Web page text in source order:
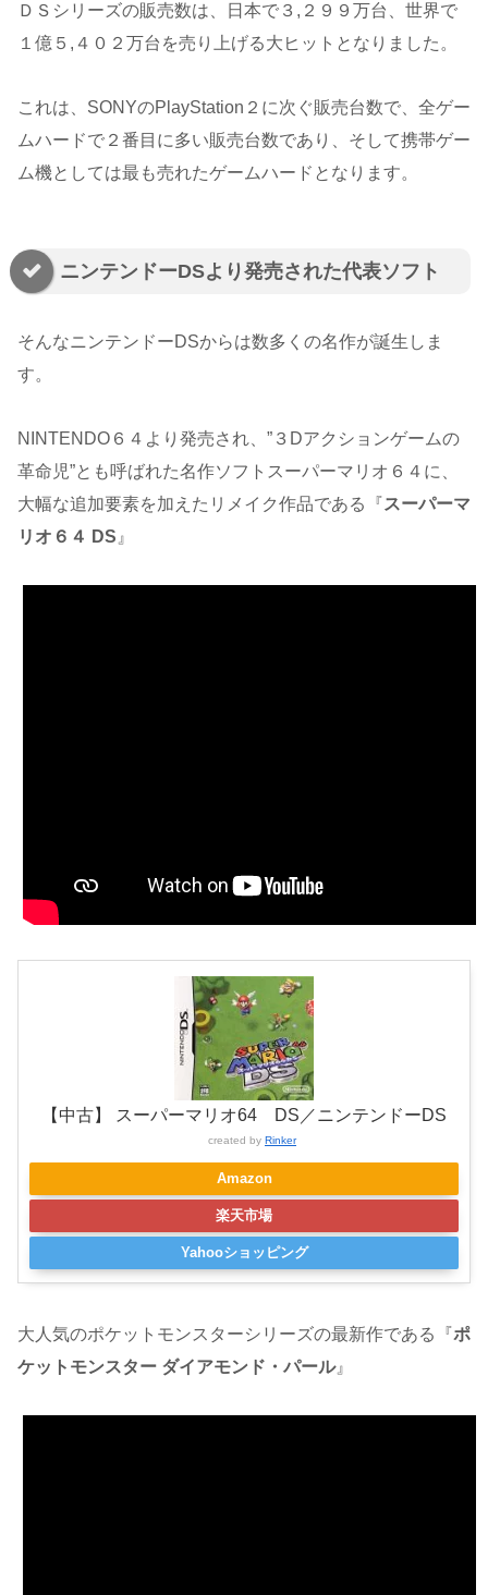
ＤＳシリーズの販売数は、日本で３,２９９万台、世界で
１億５,４０２万台を売り上げる大ヒットとなりました。
これは、SONYのPlayStation２に次ぐ販売台数で、全ゲー
ムハードで２番目に多い販売台数であり、そして携帯ゲー
ム機としては最も売れたゲームハードとなります。
ニンテンドーDSより発売された代表ソフト
そんなニンテンドーDSからは数多くの名作が誕生しま
す。
NINTENDO６４より発売され、”３Dアクションゲームの
革命児”とも呼ばれた名作ソフトスーパーマリオ６４に、
大幅な追加要素を加えたリメイク作品である『スーパーマ
リオ６４ DS 』
【中古】 スーパーマリオ64 DS／ニンテンドーDS
created by Rinker
Amazon
楽天市場
Yahooショッピング
大人気のポケットモンスターシリーズの最新作である『ポ
ケットモンスター ダイアモンド・パール』